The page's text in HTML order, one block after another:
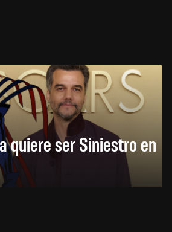
quiere ser Siniestro en